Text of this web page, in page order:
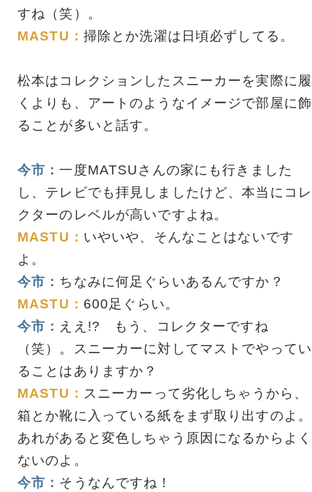
すね（笑）。
MASTU： 掃除とか洗濯は日頃必ずしてる。
松本はコレクションしたスニーカーを実際に履
くよりも、アートのようなイメージで部屋に飾
ることが多いと話す。
今市：一度MATSUさんの家にも行きました
し、テレビでも拝見しましたけど、本当にコレ
クターのレベルが高いですよね。
MASTU： いやいや、そんなことはないです
よ。
今市： ちなみに何足ぐらいあるんですか？
MASTU： 600足ぐらい。
今市： ええ!? もう、コレクターですね
（笑）。スニーカーに対してマストでやってい
ることはありますか？
MASTU： スニーカーって劣化しちゃうから、
箱とか靴に入っている紙をまず取り出すのよ。
あれがあると変色しちゃう原因になるからよく
ないのよ。
今市： そうなんですね！